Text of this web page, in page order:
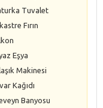
Tuvalet
Fırın
Eşya
Makinesi
Kağıdı
Banyosu